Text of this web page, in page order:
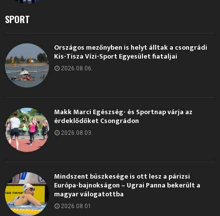
SPORT
Országos mezőnyben is helyt álltak a csongrádi
Kis-Tisza Vízi-Sport Egyesület fiataljai
2026.08.06.
Makk Marci Egészség- és Sportnap várja az
érdeklődőket Csongrádon
2026.08.03.
Mindszent büszkesége is ott lesz a párizsi
Európa-bajnokságon – Ugrai Panna bekerült a
magyar válogatottba
2026.08.01.